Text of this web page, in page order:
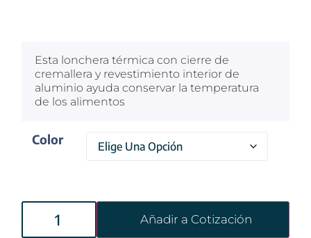
Esta lonchera térmica con cierre de
cremallera y revestimiento interior de
aluminio ayuda conservar la temperatura
de los alimentos
Color
Añadir a Cotización